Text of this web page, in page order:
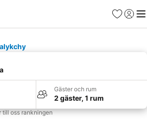
Favoriter
Logga
Gäster och rum
2 gäster, 1 rum
till oss rankningen